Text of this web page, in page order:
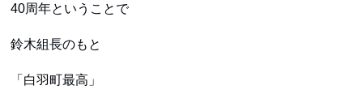
40周年ということで
鈴木組長のもと
「白羽町最高」